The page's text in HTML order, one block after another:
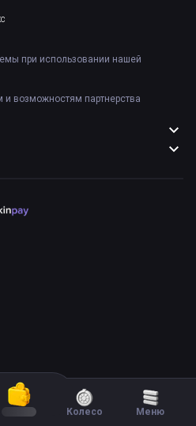
Колесо Меню
при использовании нашей
возможностям партнерства